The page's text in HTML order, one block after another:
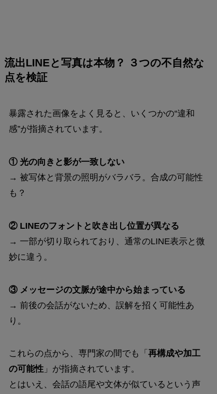
流出LINEと写真は本物？ ３つの不自然な
点を検証
暴露された画像をよく見ると、いくつかの“違和
感”が指摘されています。
① 光の向きと影が一致しない
→ 被写体と背景の照明がバラバラ。合成の可能性
も？
② LINEのフォントと吹き出し位置が異なる
→ 一部が切り取られており、通常のLINE表示と微
妙に違う。
③ メッセージの文脈が途中から始まっている
→ 前後の会話がないため、誤解を招く可能性あ
り。
これらの点から、専門家の間でも「 再構成や加工
の可能性」が指摘されています。
とはいえ、会話の語尾や文体が似ているという声